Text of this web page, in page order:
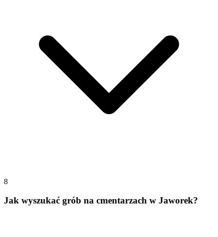
8
Jak wyszukać grób na cmentarzach w Jaworek?